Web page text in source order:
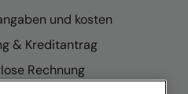
und kosten
& Kreditantrag
Rechnung